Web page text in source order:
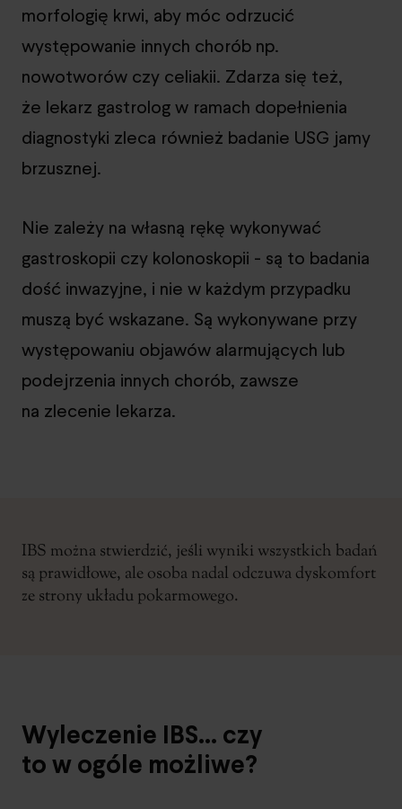
morfologię krwi, aby móc odrzucić
występowanie innych chorób np.
nowotworów czy celiakii. Zdarza się też,
że lekarz gastrolog w ramach dopełnienia
diagnostyki zleca również badanie USG jamy
brzusznej.
Nie zależy na własną rękę wykonywać
gastroskopii czy kolonoskopii - są to badania
dość inwazyjne, i nie w każdym przypadku
muszą być wskazane. Są wykonywane przy
występowaniu objawów alarmujących lub
podejrzenia innych chorób, zawsze
na zlecenie lekarza.
IBS można stwierdzić, jeśli wyniki wszystkich badań
są prawidłowe, ale osoba nadal odczuwa dyskomfort
ze strony układu pokarmowego.
Wyleczenie IBS… czy
to w ogóle możliwe?